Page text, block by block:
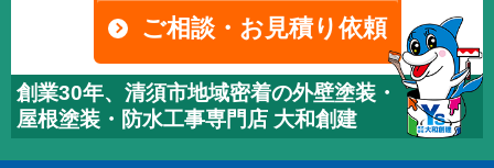
ご相談・お見積り依頼
創業30年、清須市地域密着の外壁塗装・
屋根塗装・防水工事専門店 大和創建